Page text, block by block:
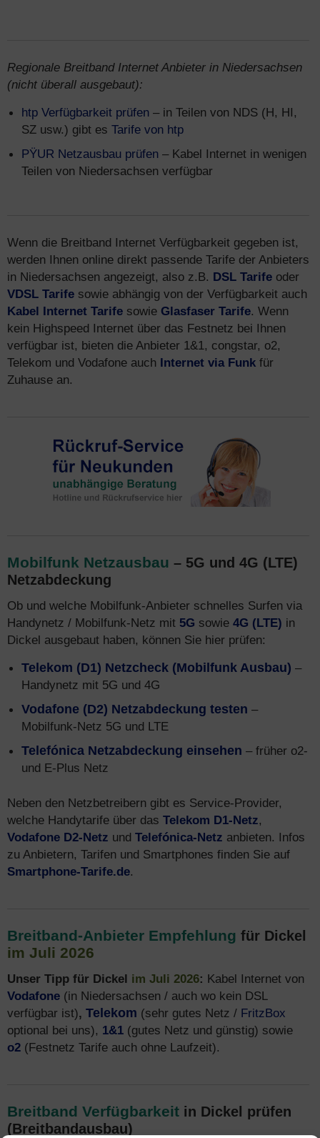
Regionale Breitband Internet Anbieter in Niedersachsen
(nicht überall ausgebaut):
htp Verfügbarkeit prüfen – in Teilen von NDS (H, HI,
SZ usw.) gibt es Tarife von htp
PŸUR Netzausbau prüfen – Kabel Internet in wenigen
Teilen von Niedersachsen verfügbar
Wenn die Breitband Internet Verfügbarkeit gegeben ist,
werden Ihnen online direkt passende Tarife der Anbieters
in Niedersachsen angezeigt, also z.B. DSL Tarife oder
VDSL Tarife sowie abhängig von der Verfügbarkeit auch
Kabel Internet Tarife sowie Glasfaser Tarife. Wenn
kein Highspeed Internet über das Festnetz bei Ihnen
verfügbar ist, bieten die Anbieter 1&1, congstar, o2,
Telekom und Vodafone auch Internet via Funk für
Zuhause an.
Mobilfunk Netzausbau – 5G und 4G (LTE)
Netzabdeckung
Ob und welche Mobilfunk-Anbieter schnelles Surfen via
Handynetz / Mobilfunk-Netz mit 5G sowie 4G (LTE) in
Dickel ausgebaut haben, können Sie hier prüfen:
Telekom (D1) Netzcheck (Mobilfunk Ausbau) –
Handynetz mit 5G und 4G
Vodafone (D2) Netzabdeckung testen –
Mobilfunk-Netz 5G und LTE
Telefónica Netzabdeckung einsehen – früher o2-
und E-Plus Netz
Neben den Netzbetreibern gibt es Service-Provider,
welche Handytarife über das Telekom D1-Netz,
Vodafone D2-Netz und Telefónica-Netz anbieten. Infos
zu Anbietern, Tarifen und Smartphones finden Sie auf
Smartphone-Tarife.de.
Breitband-Anbieter Empfehlung für Dickel
im Juli 2026
Unser Tipp für Dickel im Juli 2026: Kabel Internet von
Vodafone (in Niedersachsen / auch wo kein DSL
verfügbar ist), Telekom (sehr gutes Netz / FritzBox
optional bei uns), 1&1 (gutes Netz und günstig) sowie
o2 (Festnetz Tarife auch ohne Laufzeit).
Breitband Verfügbarkeit in Dickel prüfen
(Breitbandausbau)